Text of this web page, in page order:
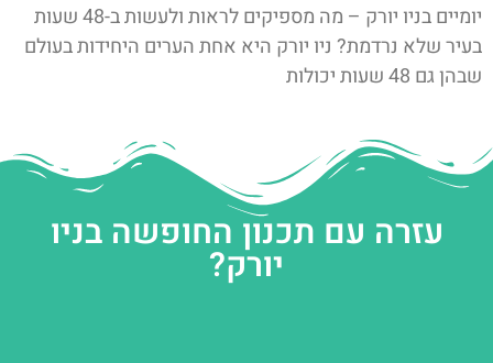
יומיים בניו יורק – מה מספיקים לראות ולעשות ב-48 שעות
בעיר שלא נרדמת? ניו יורק היא אחת הערים היחידות בעולם
שבהן גם 48 שעות יכולות
עזרה עם תכנון החופשה בניו
יורק?